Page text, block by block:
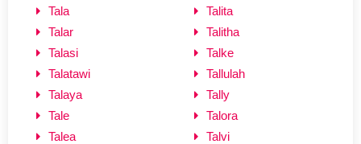
Tala
Talar
Talasi
Talatawi
Talaya
Tale
Talea
Talita
Talitha
Talke
Tallulah
Tally
Talora
Talvi